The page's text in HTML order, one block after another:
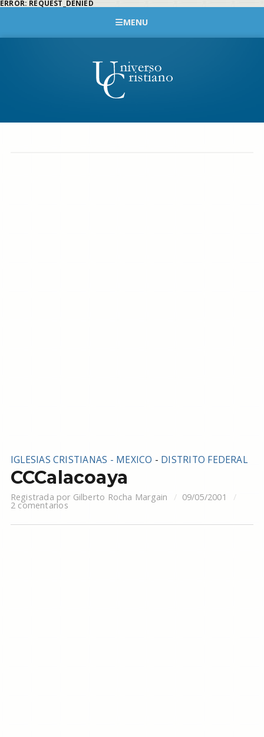
ERROR: REQUEST_DENIED
MENU
IGLESIAS CRISTIANAS - MEXICO - DISTRITO FEDERAL
CCCalacoaya
Registrada por Gilberto Rocha Margain 09/05/2001
2 comentarios